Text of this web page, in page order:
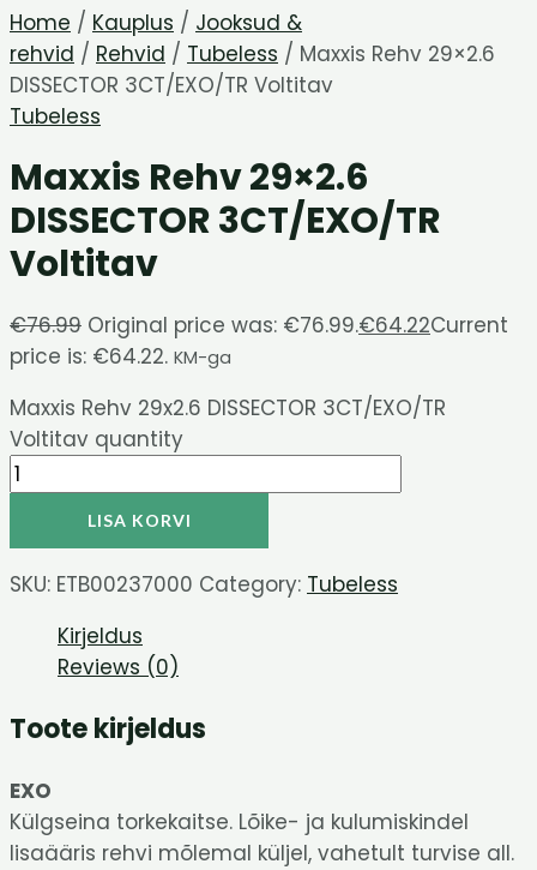
Home / Kauplus / Jooksud &
rehvid / Rehvid / Tubeless / Maxxis Rehv 29×2.6
DISSECTOR 3CT/EXO/TR Voltitav
Tubeless
Maxxis Rehv 29×2.6
DISSECTOR 3CT/EXO/TR
Voltitav
€76.99 Original price was: €76.99.€64.22Current
price is: €64.22. KM-ga
Maxxis Rehv 29x2.6 DISSECTOR 3CT/EXO/TR
Voltitav quantity
LISA KORVI
SKU: ETB00237000 Category: Tubeless
Kirjeldus
Reviews (0)
Toote kirjeldus
EXO
Külgseina torkekaitse. Lõike- ja kulumiskindel
lisaääris rehvi mõlemal küljel, vahetult turvise all.